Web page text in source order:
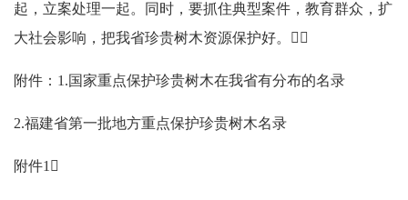
起，立案处理一起。同时，要抓住典型案件，教育群众，扩
大社会影响，把我省珍贵树木资源保护好。
附件：1.国家重点保护珍贵树木在我省有分布的名录
2.福建省第一批地方重点保护珍贵树木名录
附件1